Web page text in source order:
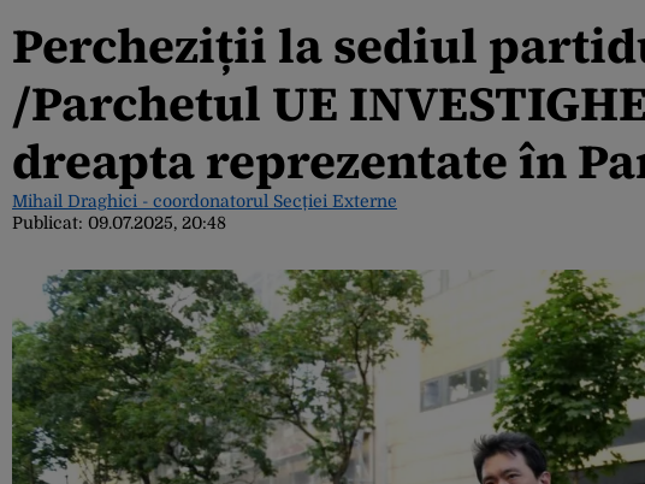
Percheziții la sediul
/Parchetul UE
dreapta reprezentate în
Mihail Draghici - coordonatorul Secției Externe
Publicat: 09.07.2025, 20:48